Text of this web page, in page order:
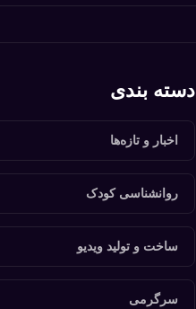
دسته بندی
اخبار و تازه‌ها
روانشناسی کودک
ساخت و تولید ویدیو
سرگرمی